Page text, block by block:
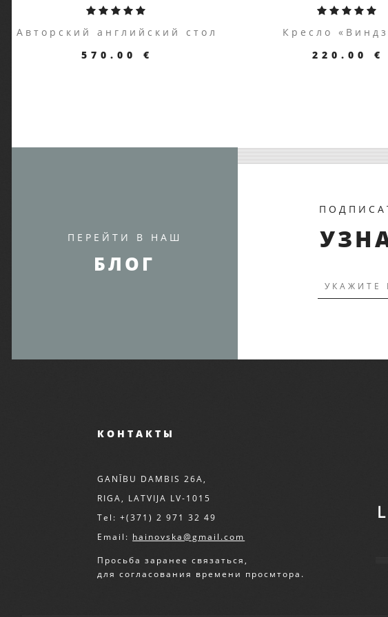
Авторский английский стол
570.00 €
Кресло
220.00 €
ПЕРЕЙТИ В НАШ
БЛОГ
КОНТАКТЫ
GANĪBU DAMBIS 26A,
RIGA, LATVIJA LV-1015
Tel: +(371) 2 971 32 49
Email: hainovska@gmail.com
Просьба заранее связаться,
для согласования времени просмтора.